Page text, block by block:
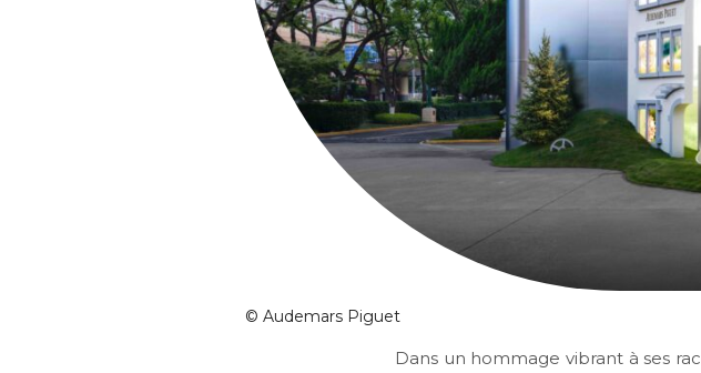
© Audemars Piguet
Dans un hommage vibrant à ses